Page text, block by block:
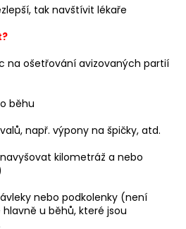
tak navštívit lékaře
na ošetřování avizovaných partií
běhu
např. výpony na špičky, atd.
kilometráž a nebo
nebo podkolenky (není
u běhů, které jsou